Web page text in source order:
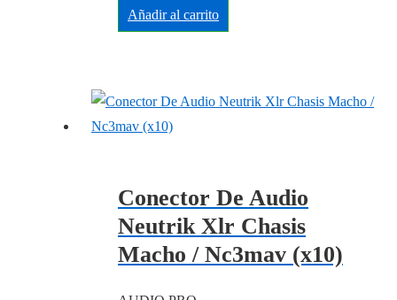
Añadir al carrito
Conector De Audio
Neutrik Xlr Chasis
Macho / Nc3mav (x10)